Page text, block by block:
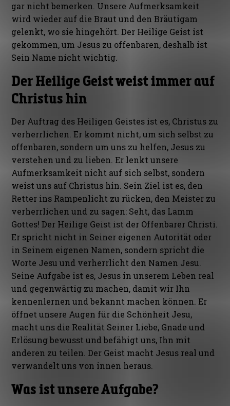
gar nicht bemerken. Unsere Aufmerksamkeit
wird wieder auf die Braut und den Bräutigam
gelenkt, wo sie hingehört. Der Heilige Geist ist
gekommen, um Jesus zu offenbaren, deshalb ist
Sein Name nicht wichtig.
Der Heilige Geist weist immer auf
Christus hin
Der Auftrag des Heiligen Geistes ist es, Christus zu
verherrlichen. Er kommt nicht, um sich selbst zu
offenbaren, sondern um uns zu helfen, Jesus zu
verstehen und zu lieben. Er lenkt unsere
Aufmerksamkeit nicht auf sich selbst, sondern
weist uns auf Christus hin. Sein Ziel ist es, den
Retter ins Rampenlicht zu rücken, den Meister zu
verherrlichen und zu sagen: Seht, das Lamm
Gottes! Der Heilige Geist ist der Offenbarer Christi.
Er spricht nicht in Seiner eigenen Autorität oder
in Seinem eigenen Namen, sondern spricht die
Worte Jesu und verherrlicht den Namen Jesu.
Seine Aufgabe ist es, Jesus in unserem Leben real
und gegenwärtig zu machen, damit wir Ihn
kennenlernen und bekannt machen können. Er
öffnet unsere Augen für die Schönheit Jesu,
macht uns die Realität Seiner Liebe, Gnade und
Erlösung bewusst und befähigt uns, Ihn mit
anderen zu teilen. Der Geist macht Jesus real und
verwandelt uns von innen heraus.
Was ist unsere Aufgabe?